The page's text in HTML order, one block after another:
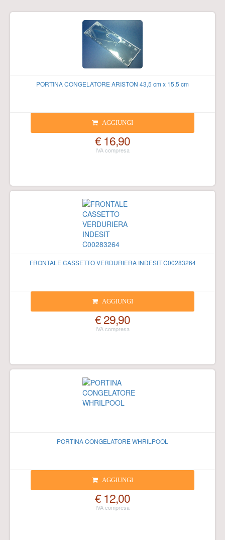
PORTINA CONGELATORE ARISTON 43,5 cm x 15,5 cm
AGGIUNGI
€ 16,90
FRONTALE CASSETTO VERDURIERA INDESIT C00283264
AGGIUNGI
€ 29,90
PORTINA CONGELATORE WHRILPOOL
AGGIUNGI
€ 12,00